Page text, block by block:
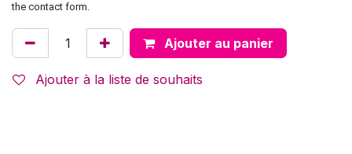
the contact form.
Ajouter au panier
Ajouter à la liste de souhaits